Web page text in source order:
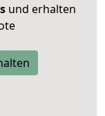
und erhalten